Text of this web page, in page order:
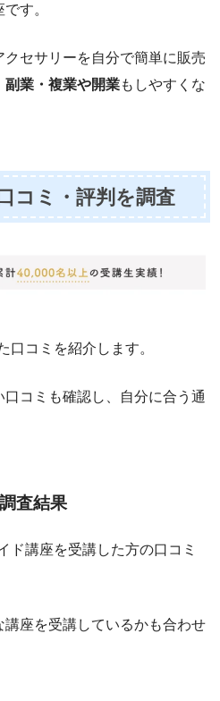
す。
セサリーを自分で簡単に販売
副業・複業や開業もしやすくな
コミ・評判を調査
口コミを紹介します。
コミも確認し、自分に合う通
査結果
ド講座を受講した方の口コミ
座を受講しているかも合わせ